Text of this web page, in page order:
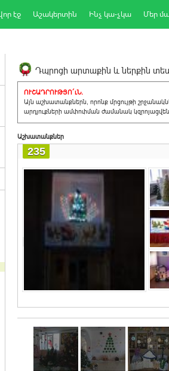
էջ Աշակերտին Ինչ կա-չկա Մեր
Դպրոցի արտաքին և ներքին
ՈՒՇԱԴՐՈՒԹՅՈ´ւՆ.
Այն աշխատանքներն, որոնք մրցույթի
արդյուքների ամփոփման ժամանակ
Աշխատանքներ
235